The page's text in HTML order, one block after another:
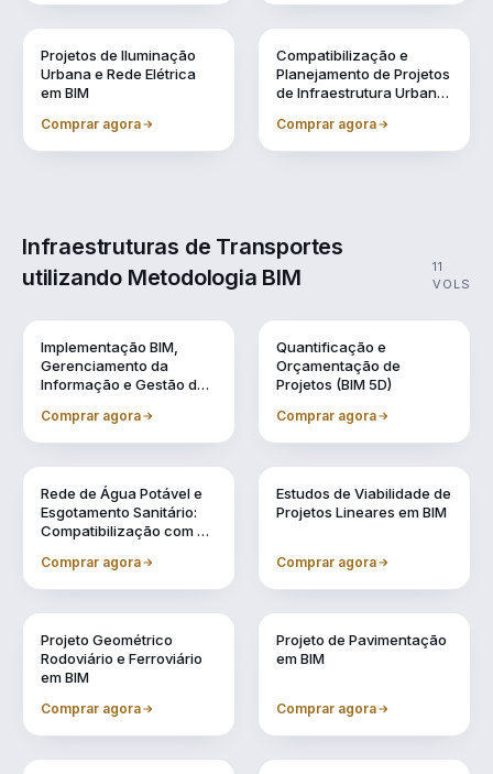
Projetos de Iluminação
Urbana e Rede Elétrica
em BIM
Comprar agora
Compatibilização e
Planejamento de Projetos
de Infraestrutura Urbana
Comprar agora
Infraestruturas de Transportes
utilizando Metodologia BIM
11
VOLS
Implementação BIM,
Gerenciamento da
Informação e Gestão de
Comprar agora
Quantificação e
Orçamentação de
Projetos (BIM 5D)
Comprar agora
Rede de Água Potável e
Esgotamento Sanitário:
Compatibilização com a
Comprar agora
Estudos de Viabilidade de
Projetos Lineares em BIM
Comprar agora
Projeto Geométrico
Rodoviário e Ferroviário
em BIM
Comprar agora
Projeto de Pavimentação
em BIM
Comprar agora